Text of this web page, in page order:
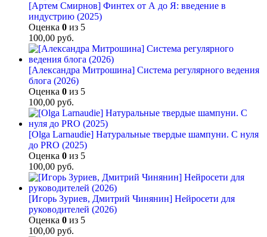
[Артем Смирнов] Финтех от А до Я: введение в
индустрию (2025)
Оценка 0 из 5
100,00 руб.
[Александра Митрошина] Система регулярного ведения
блога (2026)
Оценка 0 из 5
100,00 руб.
[Olga Larnaudie] Натуральные твердые шампуни. С нуля
до PRO (2025)
Оценка 0 из 5
100,00 руб.
[Игорь Зуриев, Дмитрий Чинянин] Нейросети для
руководителей (2026)
Оценка 0 из 5
100,00 руб.